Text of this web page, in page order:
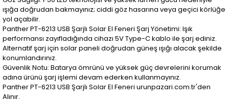
ışığa doğrudan bakmayınız; ciddi göz hasarına veya geçici körlüğe
yol açabilir.
Panther PT-6213 USB Şarjlı Solar El Feneri Şarj Yönetimi: Işık
performansı zayıfladığında cihazı 5V Type-C kablo ile şarj ediniz.
Alternatif şarj için solar paneli doğrudan güneş ışığı alacak şekilde
konumlandırınız.
Güvenlik Notu: Batarya ömrünü ve yüksek güç devrelerini korumak
adına ürünü şarj işlemi devam ederken kullanmayınız.
Panther PT-6213 USB Şarjlı Solar El Feneri urunpazari.com.tr'den
Alınır.